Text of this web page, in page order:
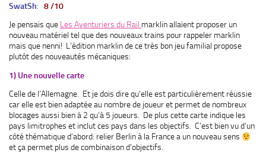
SwatSh: 8 /10
Je pensais que Les Aventuriers du Rail marklin allaient proposer un
nouveau matériel tel que des nouveaux trains pour rappeler marklin
mais que nenni! L’édition marklin de ce très bon jeu familial propose
plutôt des nouveautés mécaniques:
1) Une nouvelle carte
Celle de l’Allemagne. Et je dois dire qu’elle est particulièrement réussie
car elle est bien adaptée au nombre de joueur et permet de nombreux
blocages aussi bien à 2 qu’à 5 joueurs. De plus cette carte indique les
pays limitrophes et inclut ces pays dans les objectifs. C’est bien vu d’un
côté thématique d’abord: relier Berlin à la France a un nouveau sens
et ça permet plus de combinaison d’objectifs.